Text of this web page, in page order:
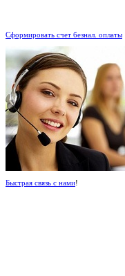
Сформировать счет безнал. оплаты
Быстрая связь с нами!